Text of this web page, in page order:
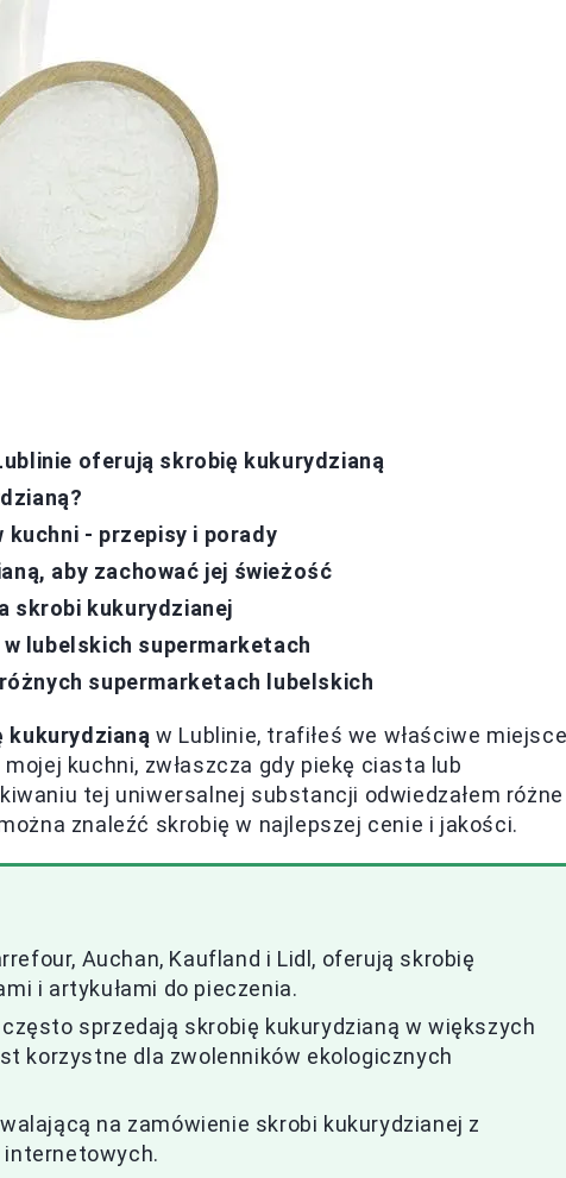
oferują skrobię kukurydzianą
- przepisy i porady
aby zachować jej świeżość
skrobi kukurydzianej
lubelskich supermarketach
supermarketach lubelskich
kukurydzianą w Lublinie, trafiłeś we właściwe
kuchni, zwłaszcza gdy piekę ciasta lub
tej uniwersalnej substancji odwiedzałem różne
znaleźć skrobię w najlepszej cenie i jakości.
Auchan, Kaufland i Lidl, oferują skrobię
i artykułami do pieczenia.
sprzedają skrobię kukurydzianą w większych
korzystne dla zwolenników ekologicznych
na zamówienie skrobi kukurydzianej z
internetowych.